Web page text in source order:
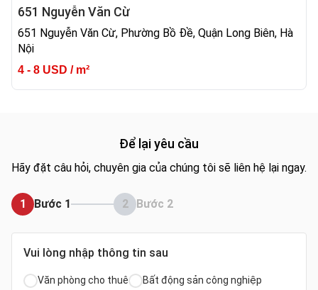
651 Nguyễn Văn Cừ
651 Nguyễn Văn Cừ, Phường Bồ Đề, Quận Long Biên, Hà
Nội
4 - 8 USD / m²
Để lại yêu cầu
Hãy đặt câu hỏi, chuyên gia của chúng tôi sẽ liên hệ lại ngay.
1 Bước 1 2 Bước 2
Vui lòng nhập thông tin sau
Văn phòng cho thuê Bất động sản công nghiệp